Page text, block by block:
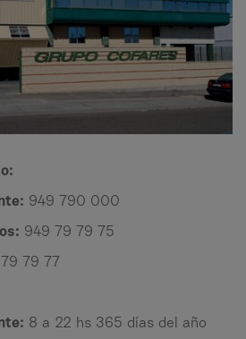
949 790 000
949 79 79 75
79 77
8 a 22 hs 365 días del año